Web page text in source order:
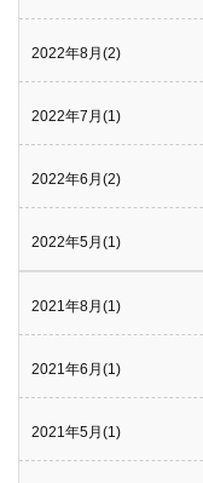
2022年8月(2)
2022年7月(1)
2022年6月(2)
2022年5月(1)
2021年8月(1)
2021年6月(1)
2021年5月(1)